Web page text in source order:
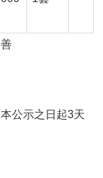
公示之日起3天